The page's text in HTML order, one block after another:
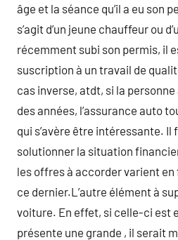
âge et la séance qu’il a eu son
s’agit d’un jeune chauffeur ou
récemment subi son permis, il
suscription à un travail de
cas inverse, atdt, si la
des années, l’assurance auto
qui s’avère être intéressante. Il
solutionner la situation
les offres à accorder varient
ce dernier.L’autre élément à
voiture. En effet, si celle-ci est
présente une grande , il serait